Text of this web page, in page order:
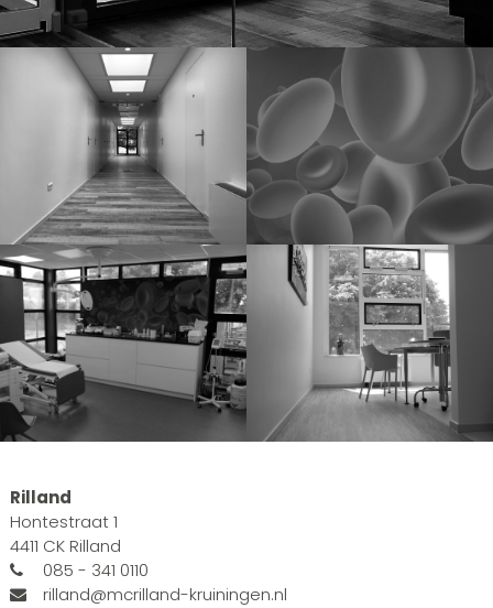
Rilland
Hontestraat 1
4411 CK Rilland
085 - 341 0110
rilland@mcrilland-kruiningen.nl